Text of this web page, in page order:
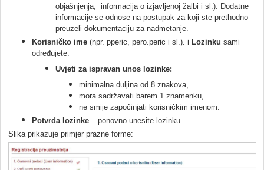
objašnjenja, informacija o izjavljenoj žalbi i sl.). Dodatne
informacije se odnose na postupak za koji ste prethodno
preuzeli dokumentaciju za nadmetanje.
Korisničko ime (npr. pperic, pero.peric i sl.). i Lozinku sami
određujete.
Uvjeti za ispravan unos lozinke:
minimalna duljina od 8 znakova,
mora sadržavati barem 1 znamenku,
ne smije započinjati korisničkim imenom.
Potvrda lozinke – ponovno unesite lozinku.
Slika prikazuje primjer prazne forme: